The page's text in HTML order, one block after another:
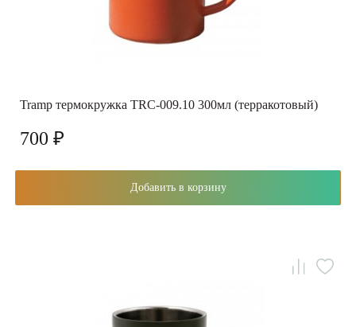
Tramp термокружка TRC-009.10 300мл (терракотовый)
700 ₽
Добавить в корзину